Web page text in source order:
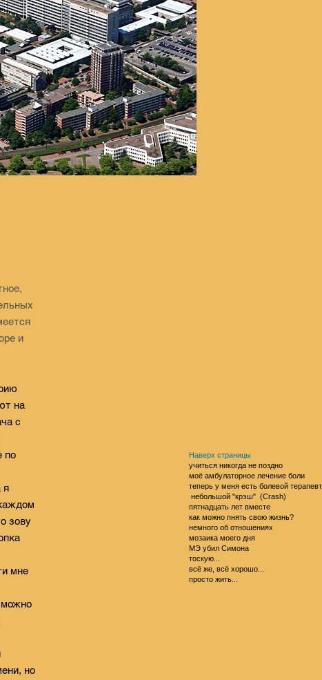
Наверх страницы
учиться никогда не поздно
моё амбулаторное лечение боли
теперь у меня есть болевой терапевт
небольшой "крэш" (Crash)
пятнадцать лет вместе
как можно пнять свою жизнь?
немного об отношениях
мозаика моего дня
МЭ убил Симона
тоскую...
всё же, всё хорошо...
просто жить...
и
на
с
по
я
зову
мне
но